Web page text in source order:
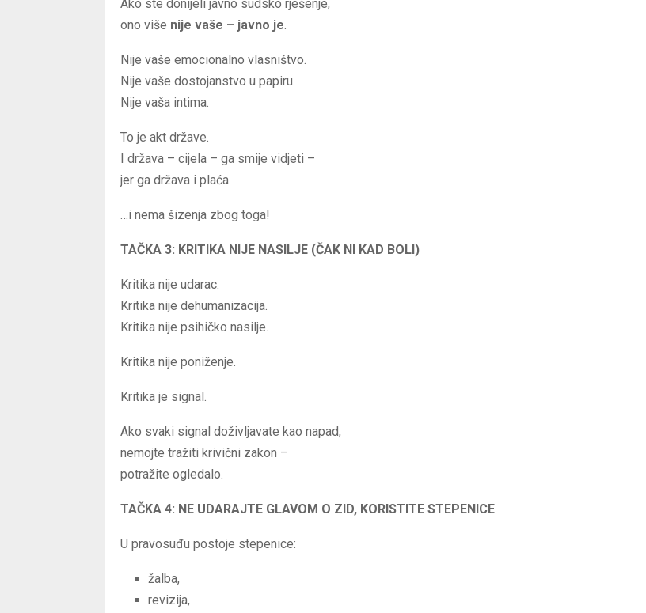
Ako ste donijeli javno sudsko rješenje,
ono više nije vaše – javno je.
Nije vaše emocionalno vlasništvo.
Nije vaše dostojanstvo u papiru.
Nije vaša intima.
To je akt države.
I država – cijela – ga smije vidjeti –
jer ga država i plaća.
…i nema šizenja zbog toga!
TAČKA 3: KRITIKA NIJE NASILJE (ČAK NI KAD BOLI)
Kritika nije udarac.
Kritika nije dehumanizacija.
Kritika nije psihičko nasilje.
Kritika nije poniženje.
Kritika je signal.
Ako svaki signal doživljavate kao napad,
nemojte tražiti krivični zakon –
potražite ogledalo.
TAČKA 4: NE UDARAJTE GLAVOM O ZID, KORISTITE STEPENICE
U pravosuđu postoje stepenice:
žalba,
revizija,